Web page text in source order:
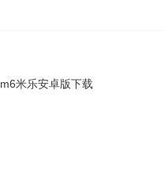
米乐安卓版下载